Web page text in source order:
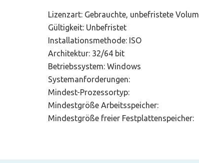
Lizenzart: Gebrauchte, unbefristete
Gültigkeit: Unbefristet
Installationsmethode: ISO
Architektur: 32/64 bit
Betriebssystem: Windows
Systemanforderungen:
Mindest-Prozessortyp:
Mindestgröße Arbeitsspeicher:
Mindestgröße freier Festplattenspeicher: